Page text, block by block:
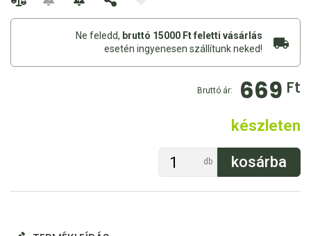
Ne feledd, bruttó 15000 Ft feletti vásárlás
esetén ingyenesen szállítunk neked!
Bruttó ár: 669 Ft
készleten
db